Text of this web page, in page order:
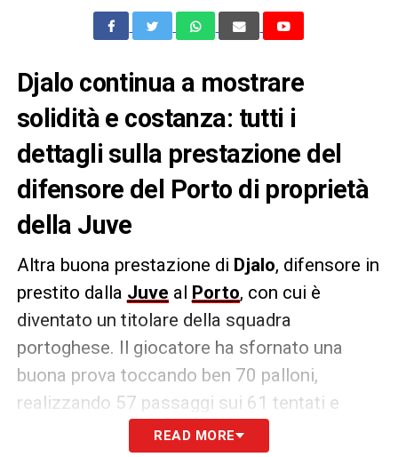
Djalo continua a mostrare
solidità e costanza: tutti i
dettagli sulla prestazione del
difensore del Porto di proprietà
della Juve
Altra buona prestazione di Djalo, difensore in
prestito dalla Juve al Porto, con cui è
diventato un titolare della squadra
portoghese. Il giocatore ha sfornato una
buona prova toccando ben 70 palloni,
realizzando 57 passaggi sui 61 tentati e
tre duelli contro la Roma.
READ MORE